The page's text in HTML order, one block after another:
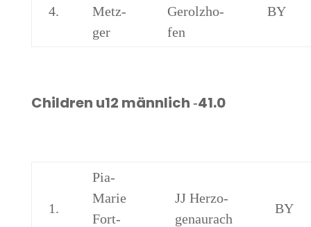
4.
Metz­
ger
Gerolz­ho­
fen
BY
Child­ren u12 männ­lich ‑41.0
1.
Pia-
Marie
Fort­
JJ Her­zo­
gen­au­rach
BY